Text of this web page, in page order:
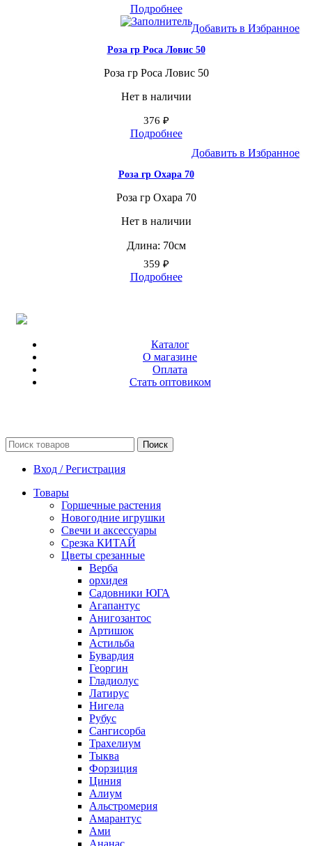
Подробнее
Добавить в Избранное
Роза гр Роса Ловис 50
Роза гр Роса Ловис 50
Нет в наличии
376 ₽
Подробнее
Добавить в Избранное
Роза гр Охара 70
Роза гр Охара 70
Нет в наличии
Длина: 70см
359 ₽
Подробнее
Каталог
О магазине
Оплата
Стать оптовиком
Поиск
Вход / Регистрация
Товары
Горшечные растения
Новогодние игрушки
Свечи и аксессуары
Срезка КИТАЙ
Цветы срезанные
Верба
орхидея
Садовники ЮГА
Агапантус
Анигозантос
Артишок
Астильба
Бувардия
Георгин
Гладиолус
Латирус
Нигела
Рубус
Сангисорба
Трахелиум
Тыква
Форзиция
Циния
Алиум
Альстромерия
Амарантус
Ами